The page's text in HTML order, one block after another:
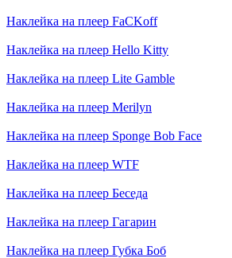
Наклейка на плеер FaCKoff
Наклейка на плеер Hello Kitty
Наклейка на плеер Lite Gamble
Наклейка на плеер Merilyn
Наклейка на плеер Sponge Bob Face
Наклейка на плеер WTF
Наклейка на плеер Беседа
Наклейка на плеер Гагарин
Наклейка на плеер Губка Боб